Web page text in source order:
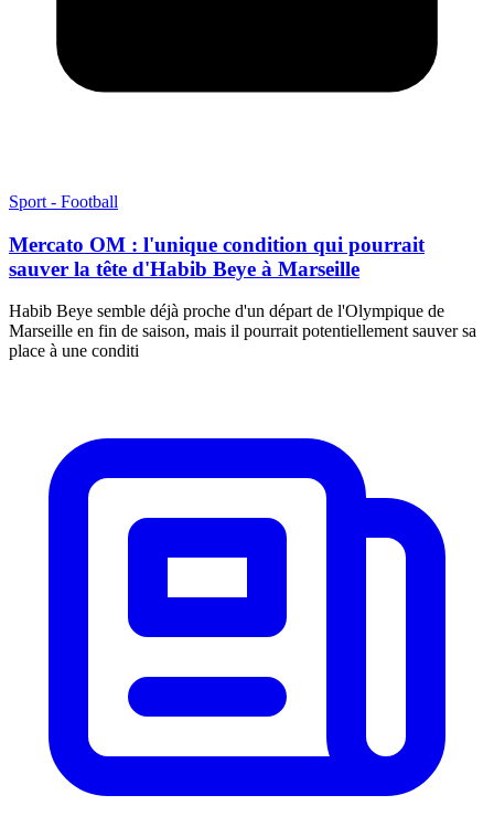
Sport - Football
Mercato OM : l'unique condition qui pourrait
sauver la tête d'Habib Beye à Marseille
Habib Beye semble déjà proche d'un départ de l'Olympique de
Marseille en fin de saison, mais il pourrait potentiellement sauver sa
place à une conditi